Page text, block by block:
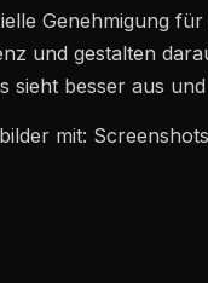
Genehmigung
und gestalten
sieht besser aus
mit: